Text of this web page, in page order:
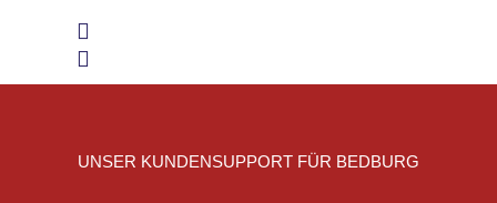
UNSER KUNDENSUPPORT FÜR BEDBURG